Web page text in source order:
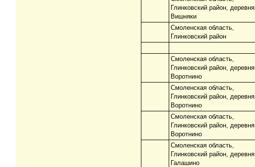
Глинковский район, деревня
Вишняки
Смоленская область,
Глинковский район
Смоленская область,
Глинковский район, деревня
Воротнино
Смоленская область,
Глинковский район, деревня
Воротнино
Смоленская область,
Глинковский район, деревня
Воротнино
Смоленская область,
Глинковский район, деревня
Галашино